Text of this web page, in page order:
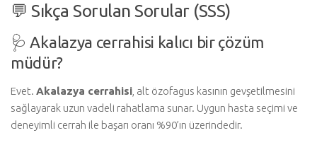
💬 Sıkça Sorulan Sorular (SSS)
🩺 Akalazya cerrahisi kalıcı bir çözüm
müdür?
Evet. Akalazya cerrahisi , alt özofagus kasının gevşetilmesini
sağlayarak uzun vadeli rahatlama sunar. Uygun hasta seçimi ve
deneyimli cerrah ile başarı oranı %90’ın üzerindedir.